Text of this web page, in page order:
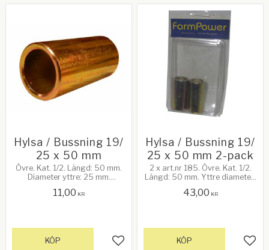
Hylsa / Bussning 19/
25 x 50 mm
Övre. Kat. 1/2. Längd: 50 mm.
Diameter yttre: 25 mm.
11,00 KR
Lägg till i favoriter
KÖP
Hylsa / Bussning 19/
25 x 50 mm 2-pack
2 x art.nr 185. Övre. Kat. 1/2.
Längd: 50 mm. Yttre diameter:
43,00 KR
KÖP